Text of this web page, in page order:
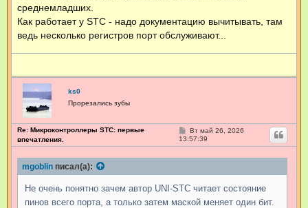
среднемладших.
Как работает у STC - надо документацию вычитывать, там
ведь несколько регистров порт обслуживают...
ks0
Прорезались зубы
Re: Микроконтроллеры STC: первые
впечатления.
С
о
о
и
Вт май 26, 2026
13:57:39
mgoblin писал(а):
Не очень понятно зачем автор UNI-STC читает состояние
пинов всего порта, а только затем маской меняет один бит.